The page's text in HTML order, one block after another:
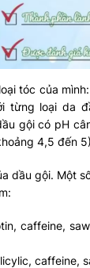
tóc của
từng loại da
gội có pH
4,5 đến
dầu gội. Một
caffeine,
caffeine,